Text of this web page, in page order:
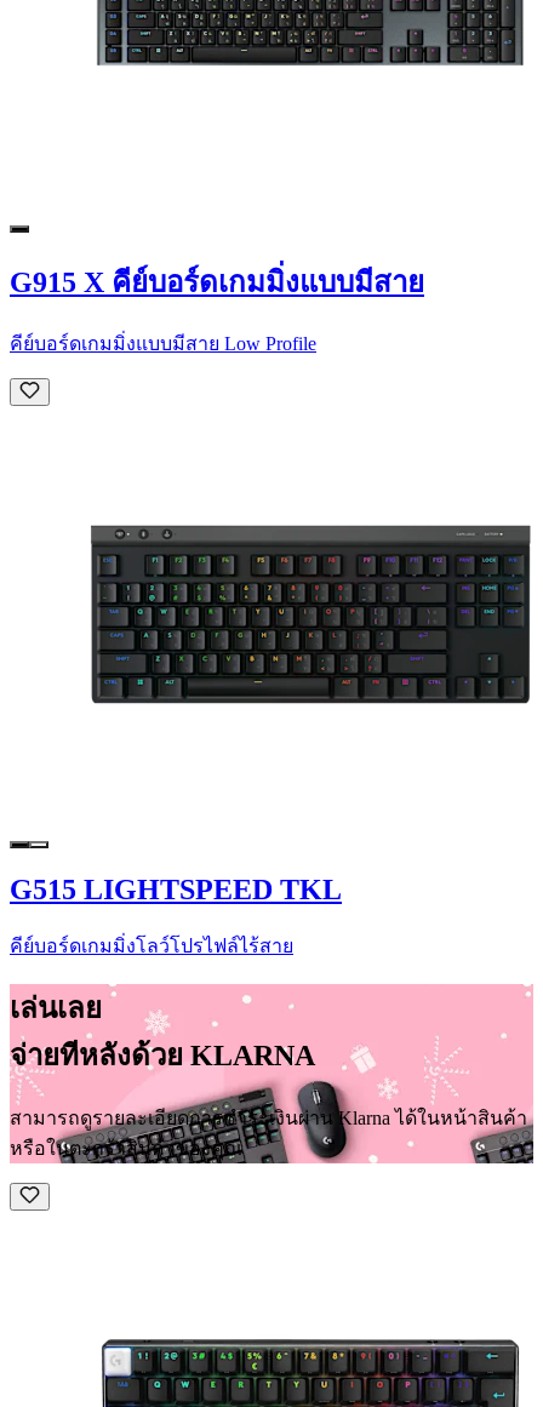
G915 X คีย์บอร์ดเกมมิ่งแบบมีสาย
คีย์บอร์ดเกมมิ่งแบบมีสาย Low Profile
G515 LIGHTSPEED TKL
คีย์บอร์ดเกมมิ่งโลว์โปรไฟล์ไร้สาย
เล่นเลย
จ่ายทีหลังด้วย KLARNA
สามารถดูรายละเอียดการชำระเงินผ่าน Klarna ได้ในหน้าสินค้า
หรือในตะกร้าสินค้าของคุณ